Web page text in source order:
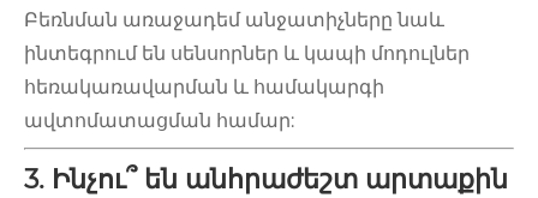
Բեռնման առաջադեմ անջատիչները նաև
ինտեգրում են սենսորներ և կապի մոդուլներ
հեռակառավարման և համակարգի
ավտոմատացման համար:
3. Ինչու՞ են անհրաժեշտ արտաքին